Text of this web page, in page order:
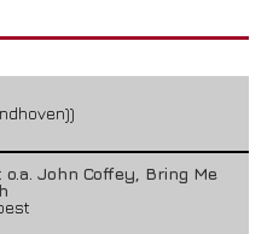
John Coffey, Bring Me